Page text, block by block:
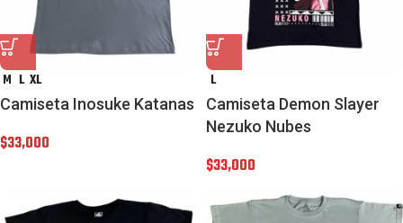
M L XL
Camiseta Inosuke Katanas
$33,000
L
Camiseta Demon Slayer
Nezuko Nubes
$33,000